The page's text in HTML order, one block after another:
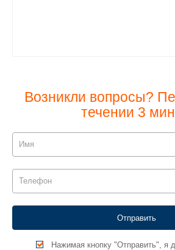
Возникли вопросы?
течении 3
Нажимая кнопку "Отправить", я